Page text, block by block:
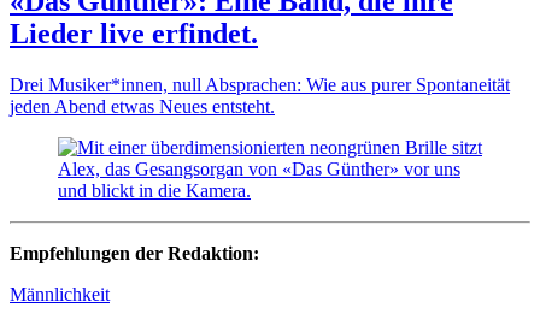
Lieder live erfindet.
Drei Musiker*innen, null Absprachen: Wie aus purer Spontaneität
jeden Abend etwas Neues entsteht.
Empfehlungen der Redaktion:
Männlichkeit